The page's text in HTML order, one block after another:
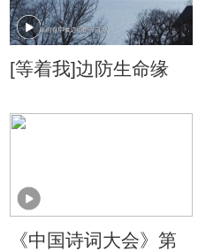
[等着我]边防生命缘
《中国诗词大会》第